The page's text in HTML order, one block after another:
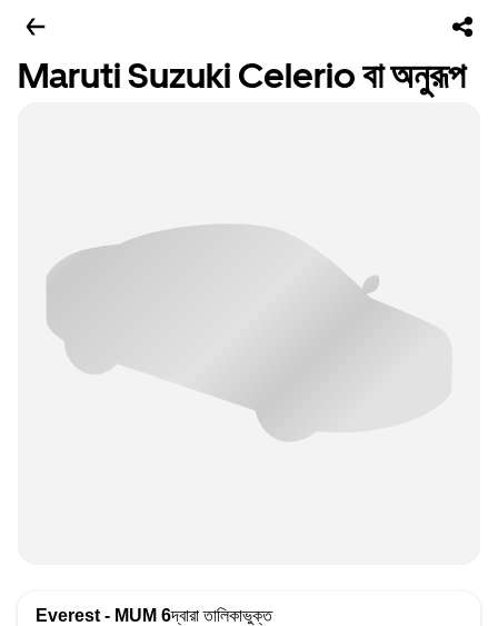
Maruti Suzuki Celerio বা অনুরূপ
Everest - MUM 6দ্বারা তালিকাভুক্ত